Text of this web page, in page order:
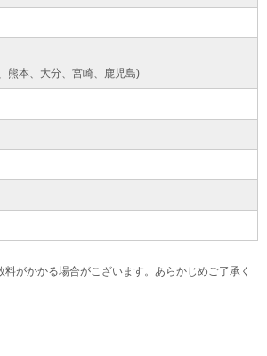
熊本、大分、宮崎、鹿児島)
がかかる場合がこざいます。あらかじめご了承く